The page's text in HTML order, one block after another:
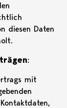
diesen Daten
:
mit